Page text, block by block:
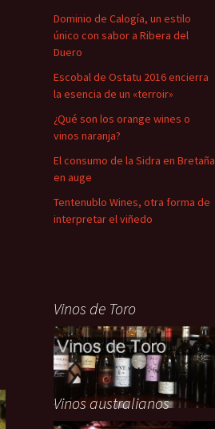
Dominio de Calogía, un estilo
único con sabor a Ribera del
Duero
Escobal de Ostatu 2016 encierra
la esencia de un «terroir»
¿Qué son los orange wines o
vinos naranja?
El consumo de la Sidra en Bretaña
en auge
Tentenublo Wines, otra forma de
interpretar el viñedo
Vinos de Toro
Vinos australianos